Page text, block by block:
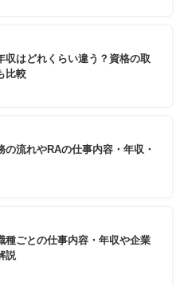
収はどれくらい違う？資格の取
比較
の流れやRAの仕事内容・年収・
種ごとの仕事内容・年収や企業
説